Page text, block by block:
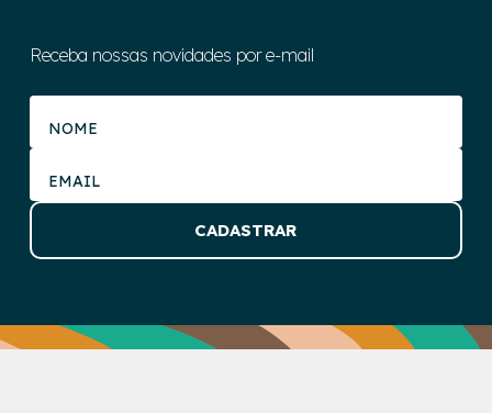
Receba nossas novidades por e-mail